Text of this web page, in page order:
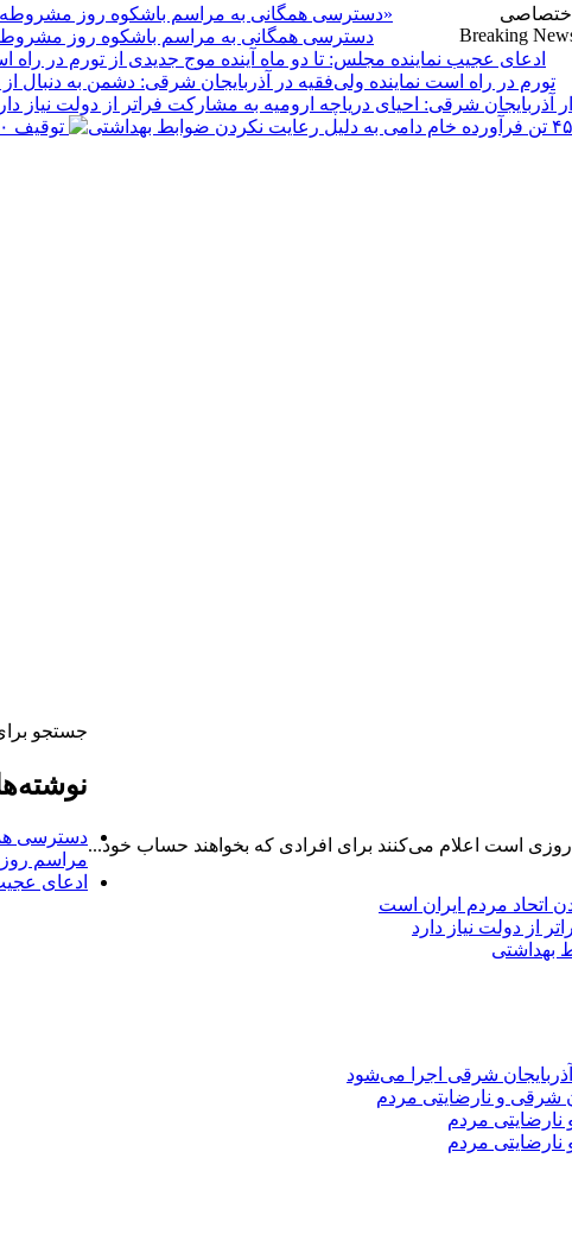
اختصاصی
Breaking
دسترسی همگانی به مراسم باشکوه روز مشروطه
تورم در راه است
توقیف ۴۵۰ تن فرآورده خام دامی به دلیل رعایت نکردن ضوابط بهداشتی
است اعلام می‌کنند برای افرادی که بخواهند حساب خود...
جستجو
دسترسی
مراسم روز
ادعای
اتحاد مردم ایران است
از دولت نیاز دارد
شرقی و نارضایتی مردم
مردم
مردم